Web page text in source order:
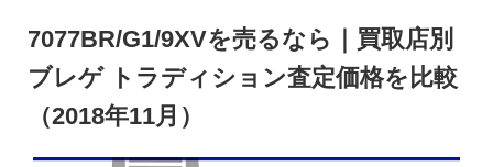
7077BR/G1/9XVを売るなら｜買取店別
ブレゲ トラディション査定価格を比較
（2018年11月）